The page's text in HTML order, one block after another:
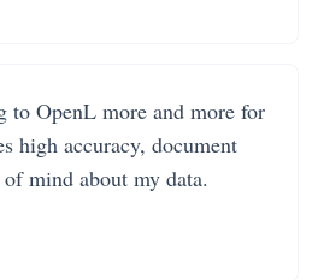
to OpenL more and more for
high accuracy, document
mind about my data.